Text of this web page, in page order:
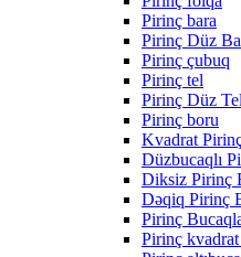
Pirinç bara
Pirinç Düz
Pirinç çubuq
Pirinç tel
Pirinç Düz Tel
Pirinç boru
Kvadrat
Düzbucaqlı
Diksiz Pirinç
Dəqiq Pirinç
Pirinç
Pirinç